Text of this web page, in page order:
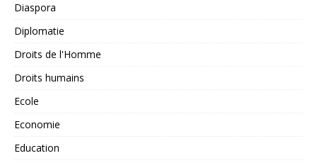
Diaspora
Diplomatie
Droits de l'Homme
Droits humains
Ecole
Economie
Education